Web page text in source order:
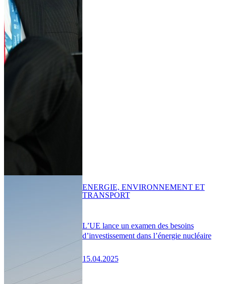
L’UE lance un examen des besoins
d’investissement dans l’énergie nucléaire
15.04.2025
ENERGIE, ENVIRONNEMENT ET
TRANSPORT